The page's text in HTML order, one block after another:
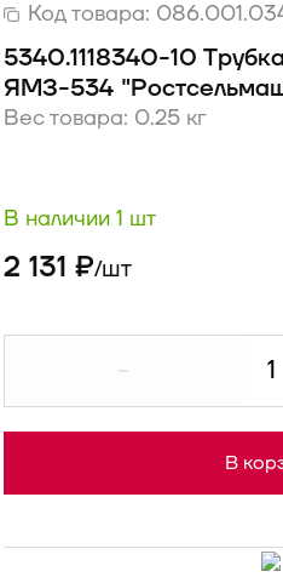
Код товара:
5340.1118340-10
ЯМЗ-534
Вес товара: 0.25 кг
В наличии 1 шт
2 131 ₽/шт
В